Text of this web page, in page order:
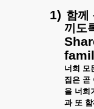
1) 함께
끼도
너희 모
집은 곧
을 너희
과 또 함